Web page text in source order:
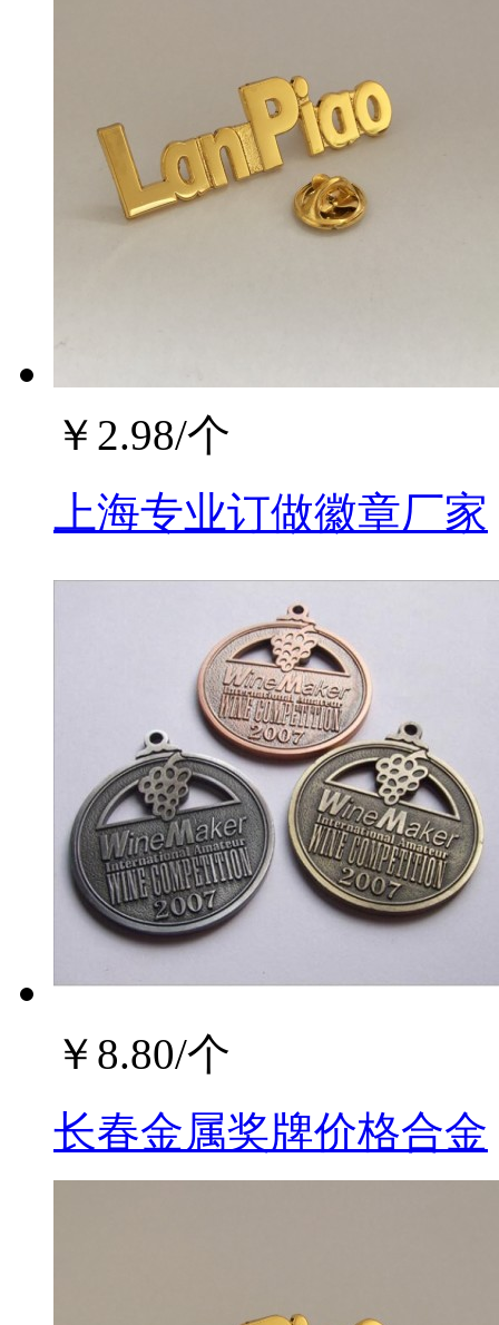
￥ 2.98/个
上海专业订做徽章厂家
￥ 8.80/个
长春金属奖牌价格合金